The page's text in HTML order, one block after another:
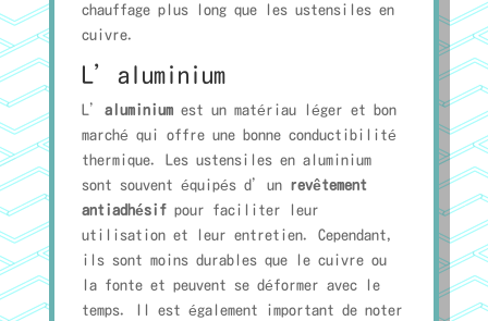
chauffage plus long que les ustensiles en
cuivre.
L’aluminium
L’ aluminiumest un matériau léger et bon
marché qui offre une bonne conductibilité
thermique. Les ustensiles en aluminium
sont souvent équipés d’un revêtement
antiadhésifpour faciliter leur
utilisation et leur entretien. Cependant,
ils sont moins durables que le cuivre ou
la fonte et peuvent se déformer avec le
temps. Il est également important de noter